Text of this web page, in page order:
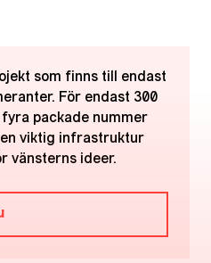
som finns till endast
För endast 300
packade nummer
viktig infrastruktur
vänsterns ideer.